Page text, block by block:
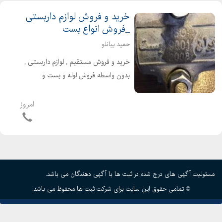
خرید و فروش لوازم داربستی
_فروش انواع بست
حمید بیانلو
خرید و فروش مستقیم , لوازم داربستی ,
بدون واسطه فروش لوله و بست و
لوازم داربست به بالاترین قیمت خرید و
فروش انواع لوله داربست نو و دسته دوم
امروز
مسئولیت آگهی های درج شده در ثبت ها با آگهی دهندگان می باشد.
© تمامی حقوق این سایت برای شرکت ثبت ها محفوظ می باشد.